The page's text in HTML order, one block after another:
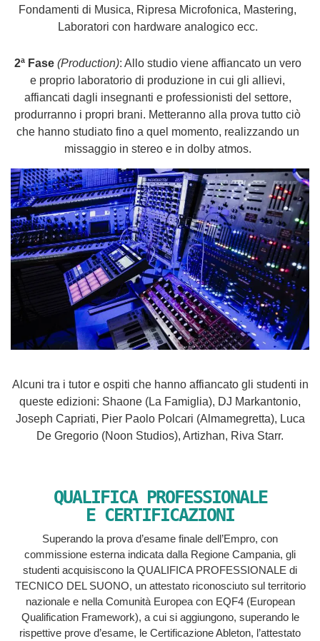
Fondamenti di Musica, Ripresa Microfonica, Mastering,
Laboratori con hardware analogico ecc.
2ª Fase (Production): Allo studio viene affiancato un vero
e proprio laboratorio di produzione in cui gli allievi,
affiancati dagli insegnanti e professionisti del settore,
produrranno i propri brani. Metteranno alla prova tutto ciò
che hanno studiato fino a quel momento, realizzando un
missaggio in stereo e in dolby atmos.
Alcuni tra i tutor e ospiti che hanno affiancato gli studenti in
queste edizioni: Shaone (La Famiglia), DJ Markantonio,
Joseph Capriati, Pier Paolo Polcari (Almamegretta), Luca
De Gregorio (Noon Studios), Artizhan, Riva Starr.
QUALIFICA PROFESSIONALE
E CERTIFICAZIONI
Superando la prova d’esame finale dell’Empro, con
commissione esterna indicata dalla Regione Campania, gli
studenti acquisiscono la QUALIFICA PROFESSIONALE di
TECNICO DEL SUONO, un attestato riconosciuto sul territorio
nazionale e nella Comunità Europea con EQF4 (European
Qualification Framework), a cui si aggiungono, superando le
rispettive prove d’esame, le Certificazione Ableton, l’attestato